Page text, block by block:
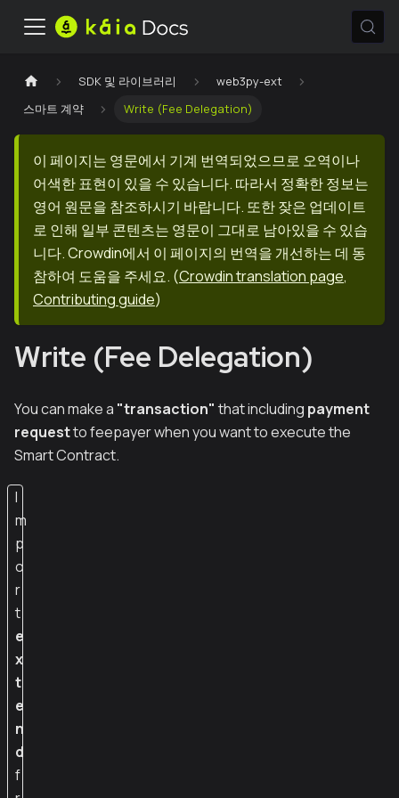
SDK 및 라이브러리
web3py-ext
스마트 계약
Write (Fee Delegation)
이 페이지는 영문에서 기계 번역되었으므로 오역이나
어색한 표현이 있을 수 있습니다. 따라서 정확한 정보는
영어 원문을 참조하시기 바랍니다. 또한 잦은 업데이트
로 인해 일부 콘텐츠는 영문이 그대로 남아있을 수 있습
니다. Crowdin에서 이 페이지의 번역을 개선하는 데 동
참하여 도움을 주세요. (Crowdin translation page,
Contributing guide)
Write (Fee Delegation)
You can make a "transaction" that including payment
requestto feepayer when you want to execute the
Smart Contract.
I
m
p
o
r
t
e
x
t
e
n
d
f